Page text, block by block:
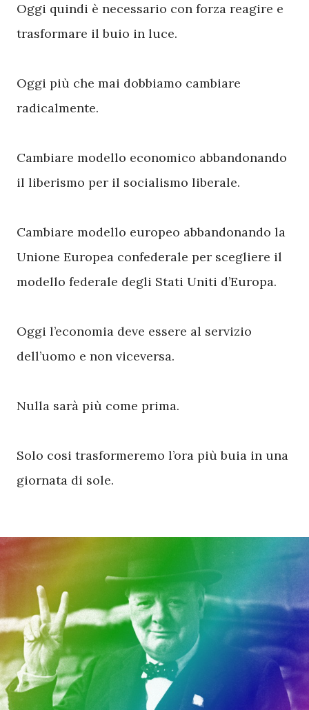
Oggi quindi è necessario con forza reagire e
trasformare il buio in luce.
Oggi più che mai dobbiamo cambiare
radicalmente.
Cambiare modello economico abbandonando
il liberismo per il socialismo liberale.
Cambiare modello europeo abbandonando la
Unione Europea confederale per scegliere il
modello federale degli Stati Uniti d’Europa.
Oggi l’economia deve essere al servizio
dell’uomo e non viceversa.
Nulla sarà più come prima.
Solo cosi trasformeremo l’ora più buia in una
giornata di sole.